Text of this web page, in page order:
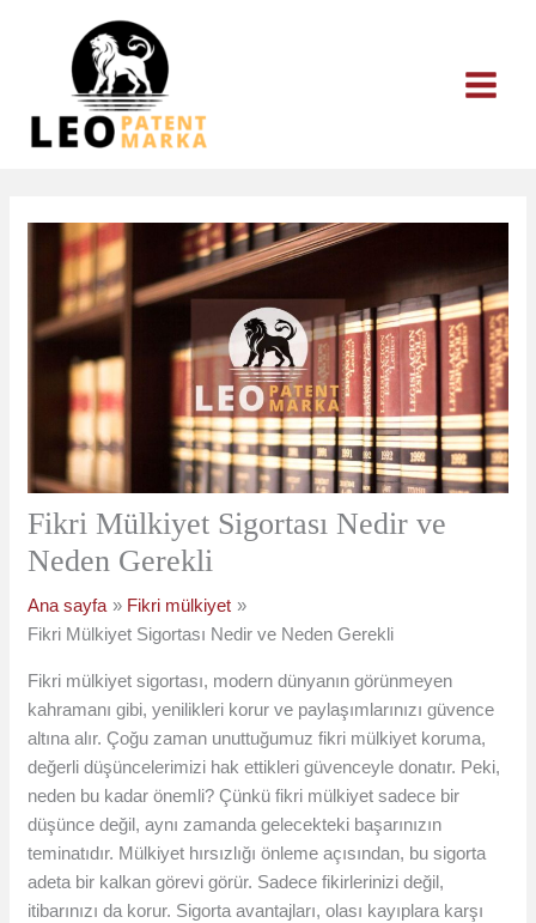
Fikri Mülkiyet Sigortası Nedir ve
Neden Gerekli
Ana sayfa
Fikri mülkiyet
Fikri Mülkiyet Sigortası Nedir ve Neden Gerekli
Fikri mülkiyet sigortası, modern dünyanın görünmeyen
kahramanı gibi, yenilikleri korur ve paylaşımlarınızı güvence
altına alır. Çoğu zaman unuttuğumuz fikri mülkiyet koruma,
değerli düşüncelerimizi hak ettikleri güvenceyle donatır. Peki,
neden bu kadar önemli? Çünkü fikri mülkiyet sadece bir
düşünce değil, aynı zamanda gelecekteki başarınızın
teminatıdır. Mülkiyet hırsızlığı önleme açısından, bu sigorta
adeta bir kalkan görevi görür. Sadece fikirlerinizi değil,
itibarınızı da korur. Sigorta avantajları, olası kayıplara karşı